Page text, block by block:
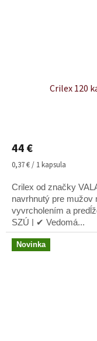
Crilex 120
produktu
je
5,0
z
hviezdičiek.
44 €
Jednotková
0,37 € / 1 kapsula
Crilex od značky
navrhnutý pre mužov
vyvrcholením a
SZÚ | ✔ Vedomá...
Novinka